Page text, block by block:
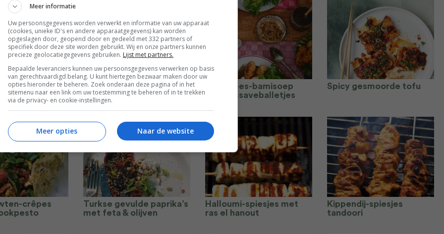
met brie,
Noedelsoep met kip en
garnalen
Rundvlees-bamisoep
met cassaveballetjes
Spicy gesmoorde tofu
crêpes
Turkse gevulde paprika’s
met feta & olijven
Halloumi-spiesjes met
ras el hanout
Kippendij-spiesjes
tandoori
Meer informatie
Uw persoonsgegevens worden verwerkt en informatie van uw apparaat
(cookies, unieke ID's en andere apparaatgegevens) kan worden
opgeslagen door, geopend door en gedeeld met 332 partners of
specifiek door deze site worden gebruikt. Wij en onze partners kunnen
precieze geolocatiegegevens gebruiken. Lijst met partners.
Bepaalde leveranciers kunnen uw persoonsgegevens verwerken op basis
van gerechtvaardigd belang. U kunt hiertegen bezwaar maken door uw
opties hieronder te beheren. Zoek onderaan deze pagina of in het
sitemenu naar een link om uw toestemming te beheren of in te trekken
via de privacy- en cookie-instellingen.
Naar de website
Meer opties